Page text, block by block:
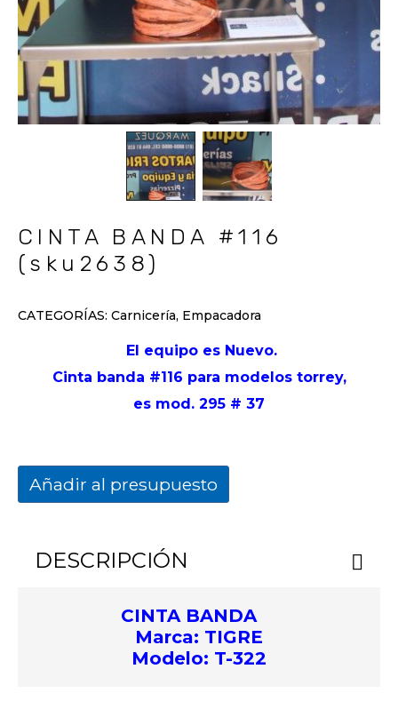
CINTA BANDA #116
(sku2638)
CATEGORÍAS: Carnicería, Empacadora
El equipo es Nuevo.
Cinta banda #116 para modelos torrey,
es mod. 295 # 37
Añadir al presupuesto
DESCRIPCIÓN
CINTA BANDA
Marca: TIGRE
Modelo: T-322